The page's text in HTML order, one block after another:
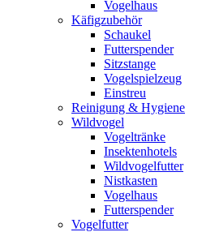
Vogelhaus
Käfigzubehör
Schaukel
Futterspender
Sitzstange
Vogelspielzeug
Einstreu
Reinigung & Hygiene
Wildvogel
Vogeltränke
Insektenhotels
Wildvogelfutter
Nistkasten
Vogelhaus
Futterspender
Vogelfutter